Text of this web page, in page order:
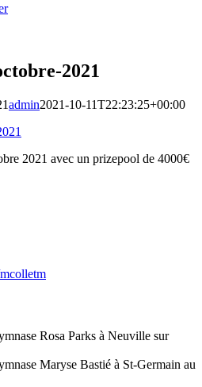
2021
admin2021-10-11T22:23:25+00:00
2021 avec un prizepool de 4000€
Rosa Parks à Neuville sur
Maryse Bastié à St-Germain au